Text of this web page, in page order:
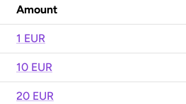
Amount
1 EUR
10 EUR
20 EUR